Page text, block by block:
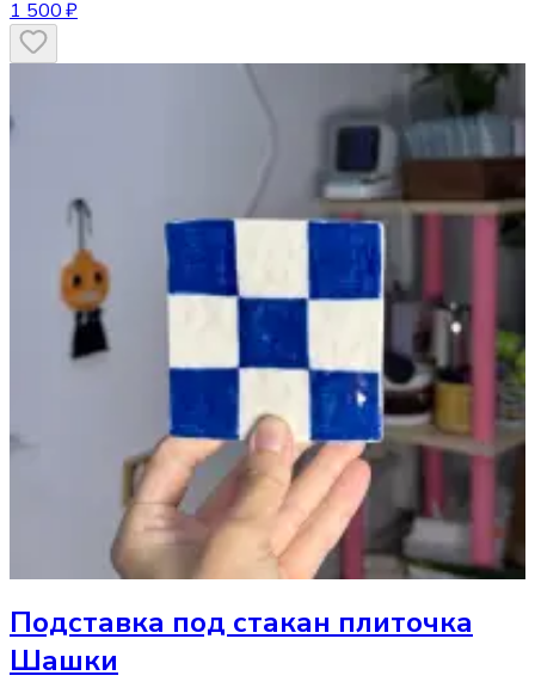
1 500 ₽
Подставка под стакан плиточка
Шашки